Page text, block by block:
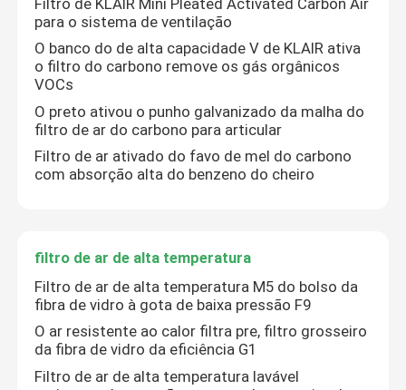
Excursão da fábrica
Controle da qualidade
Contacte-nos
filtros de ar do saco
Filtros de ar da ATAC
filtro de ar do hepa
para o sistema de ventilação
O banco do de alta capacidade V de KLAIR ativa
o filtro do carbono remove os gás orgânicos
VOCs
O preto ativou o punho galvanizado da malha do
filtro de ar do carbono para articular
Filtro de ar ativado do favo de mel do carbono
com absorção alta do benzeno do cheiro
filtro de ar de alta temperatura
Filtro de ar de alta temperatura M5 do bolso da
fibra de vidro à gota de baixa pressão F9
O ar resistente ao calor filtra pre, filtro grosseiro
da fibra de vidro da eficiência G1
Filtro de ar de alta temperatura lavável